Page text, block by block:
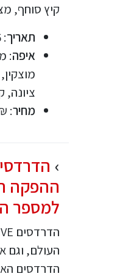
קיץ סוחף,
תאריך: 09/08/2026 - 08/09/2026
איפה:
ציונה,
מחיר: 109₪,
ההפקה
למספר
הדרדסים